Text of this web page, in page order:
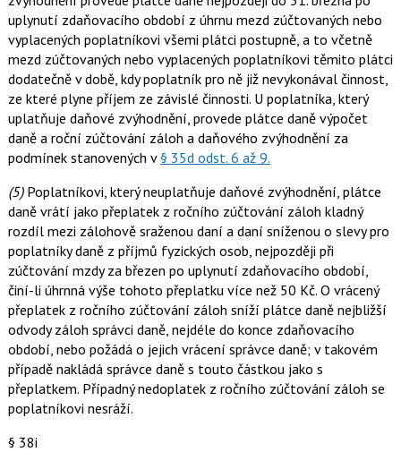
uplynutí zdaňovacího období z úhrnu mezd zúčtovaných nebo
vyplacených poplatníkovi všemi plátci postupně, a to včetně
mezd zúčtovaných nebo vyplacených poplatníkovi těmito plátci
dodatečně v době, kdy poplatník pro ně již nevykonával činnost,
ze které plyne příjem ze závislé činnosti. U poplatníka, který
uplatňuje daňové zvýhodnění, provede plátce daně výpočet
daně a roční zúčtování záloh a daňového zvýhodnění za
podmínek stanovených v§ 35d odst. 6 až 9.
(5)Poplatníkovi, který neuplatňuje daňové zvýhodnění, plátce
daně vrátí jako přeplatek z ročního zúčtování záloh kladný
rozdíl mezi zálohově sraženou daní a daní sníženou o slevy pro
poplatníky daně z příjmů fyzických osob, nejpozději při
zúčtování mzdy za březen po uplynutí zdaňovacího období,
činí-li úhrnná výše tohoto přeplatku více než 50 Kč. O vrácený
přeplatek z ročního zúčtování záloh sníží plátce daně nejbližší
odvody záloh správci daně, nejdéle do konce zdaňovacího
období, nebo požádá o jejich vrácení správce daně; v takovém
případě nakládá správce daně s touto částkou jako s
přeplatkem. Případný nedoplatek z ročního zúčtování záloh se
poplatníkovi nesráží.
§ 38i